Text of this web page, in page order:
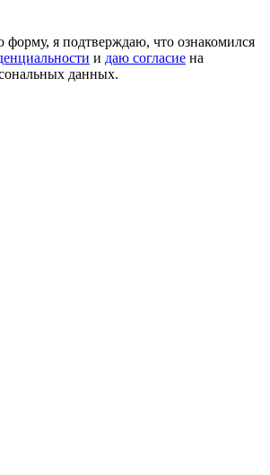
форму, я подтверждаю, что ознакомился
и даю согласие на
данных.